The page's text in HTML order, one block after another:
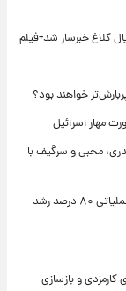
کلاغ خبرساز شد+فیلم
خواهند بود؟
مهار اسرائیل
محبی و سرگیف با
تغییر مثبت در عملکرد مالی بانک صادرات ایران/ درآمد عملیاتی ۸۰ درصد رشد
کارمزدی و بازسازی